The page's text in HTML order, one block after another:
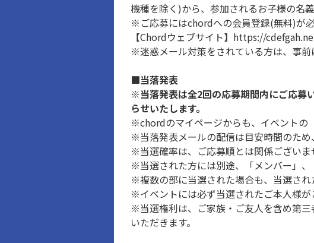
機種を除く)から、参加されるお子様の名
※ご応募にはchordへの会員登録(無料)が
【Chordウェブサイト】https://
※迷惑メール対策をされている方は、事前
■当落発表
※当落発表は全2回の応募期間内にご応募
らせいたします。
※chordのマイページからも、イベントの
※当落発表メールの配信は目安時間のため
※当選確率は、ご応募順とは関係ございま
※当選された方には別途、「メンバー」、
※複数の部に当選された場合も、当選され
※イベントには必ず当選されたご本人様が
※当選権利は、ご家族・ご友人を含め第
いただきます。